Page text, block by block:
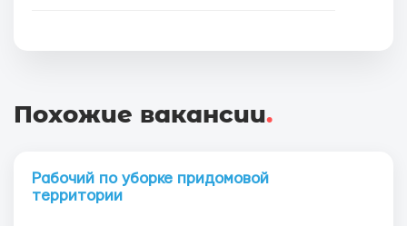
Похожие вакансии.
Рабочий по уборке придомовой
территории